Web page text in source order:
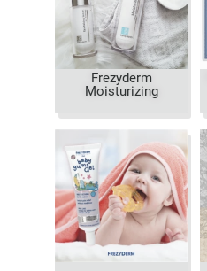
Frezyderm
Moisturizing